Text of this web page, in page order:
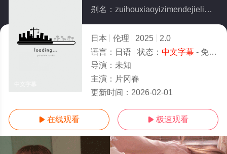
别名：zuihouxiaoyizimendejielibaofang
日本 伦理 2025
2.0
语言： 日语 状态： 中文字幕 - 免费在线观看
导演： 未知
主演： 片冈春
更新时间： 2026-02-01
 在线观看  极速观看